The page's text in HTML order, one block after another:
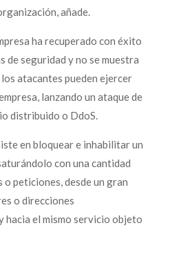
añade.
ha recuperado con éxito
de seguridad y no se muestra
atacantes pueden ejercer
lanzando un ataque de
distribuido o DdoS.
en bloquear e inhabilitar un
con una cantidad
o peticiones, desde un gran
o direcciones
hacia el mismo servicio objeto